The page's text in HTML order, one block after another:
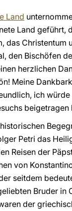
Land
Land geführt,
das Christentum
den Bischöfen
herzlichen
Meine
ich
beigetragen
Petri das
Reisen der
von
seitdem
Bruder in
der